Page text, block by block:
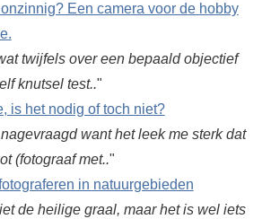
Een camera voor de hobby
twijfels over een bepaald objectief
knutsel test.."
is het nodig of toch niet?
want het leek me sterk dat
(fotograaf met.."
in natuurgebieden
de heilige graal, maar het is wel iets